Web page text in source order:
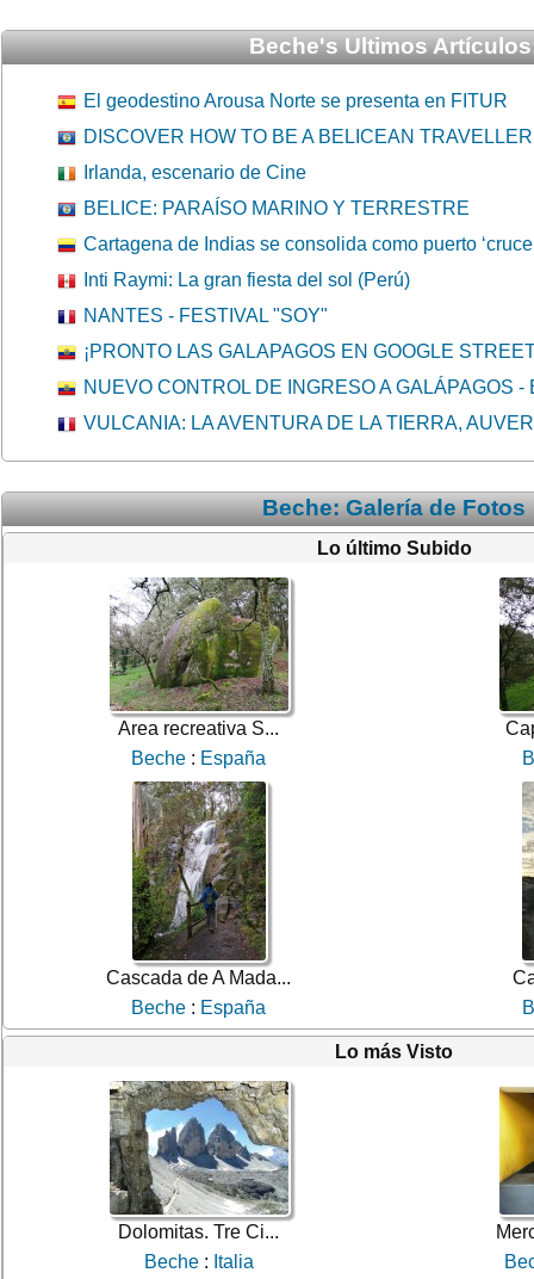
Beche's Ultimos
El geodestino Arousa Norte se presenta en FITUR
DISCOVER HOW TO BE A BELICEAN TRAVELLER
Irlanda, escenario de Cine
BELICE: PARAÍSO MARINO Y TERRESTRE
Cartagena de Indias se consolida como puerto
Inti Raymi: La gran fiesta del sol (Perú)
NANTES - FESTIVAL "SOY"
¡PRONTO LAS GALAPAGOS EN GOOGLE
NUEVO CONTROL DE INGRESO A GALÁPAGOS -
VULCANIA: LA AVENTURA DE LA TIERRA,
Beche: Galería de Fotos
Lo último Subido
Area recreativa S...
Beche : España
Cascada de A Mada...
Beche : España
Lo más Visto
Dolomitas. Tre Ci...
Beche: Italia